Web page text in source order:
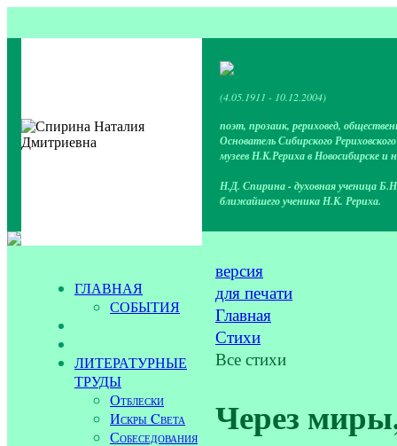
(4.05.1911 - 10.12.2004)
поэт, прозаик, рериховед,
Основатель Сибирского
музеев Н.К.Рериха в Новосибирске и
Н.Д. Спирина - духовная ученица
ближайшего ученика Н.К. Рериха.
ГЛАВНАЯ
СОБЫТИЯ
ЛИТЕРАТУРНЫЕ
ТРУДЫ
Отблески
Искры Cвета
Собеседования
версия
для печати
Главная
Стихи
Все стихи
Через